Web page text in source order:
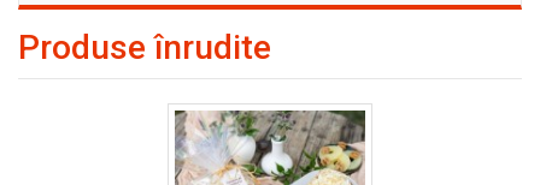
Produse înrudite